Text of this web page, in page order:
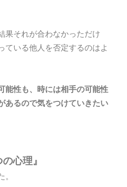
果それが合わなかっただけ
ている他人を否定するのはよ
能性も、時には相手の可能性
あるので気をつけていきたい
心理』